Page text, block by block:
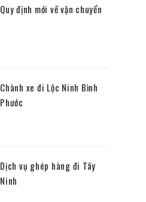
Quy định mới về vận chuyển
Chành xe đi Lộc Ninh Bình
Phước
Dịch vụ ghép hàng đi Tây
Ninh